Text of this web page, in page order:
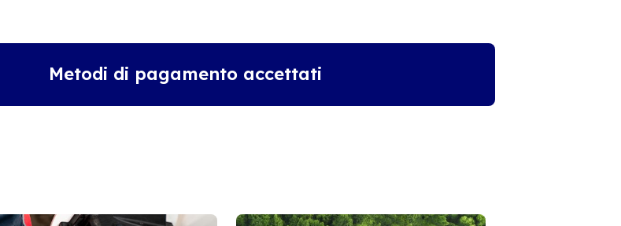
Metodi di pagamento accettati